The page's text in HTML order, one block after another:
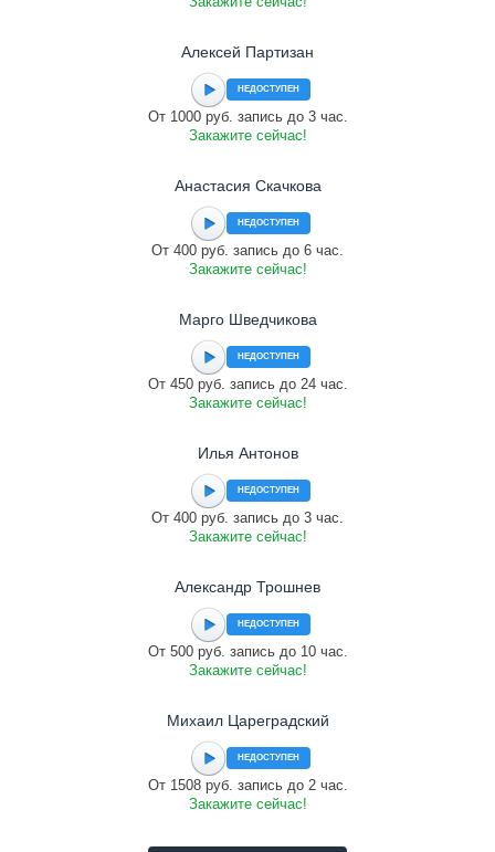
Алексей Партизан
НЕДОСТУПЕН
От 1000 руб. запись до 3 час.
Закажите сейчас!
Анастасия Скачкова
НЕДОСТУПЕН
От 400 руб. запись до 6 час.
Закажите сейчас!
Марго Шведчикова
НЕДОСТУПЕН
От 450 руб. запись до 24 час.
Закажите сейчас!
Илья Антонов
НЕДОСТУПЕН
От 400 руб. запись до 3 час.
Закажите сейчас!
Александр Трошнев
НЕДОСТУПЕН
От 500 руб. запись до 10 час.
Закажите сейчас!
Михаил Цареградский
НЕДОСТУПЕН
От 1508 руб. запись до 2 час.
Закажите сейчас!